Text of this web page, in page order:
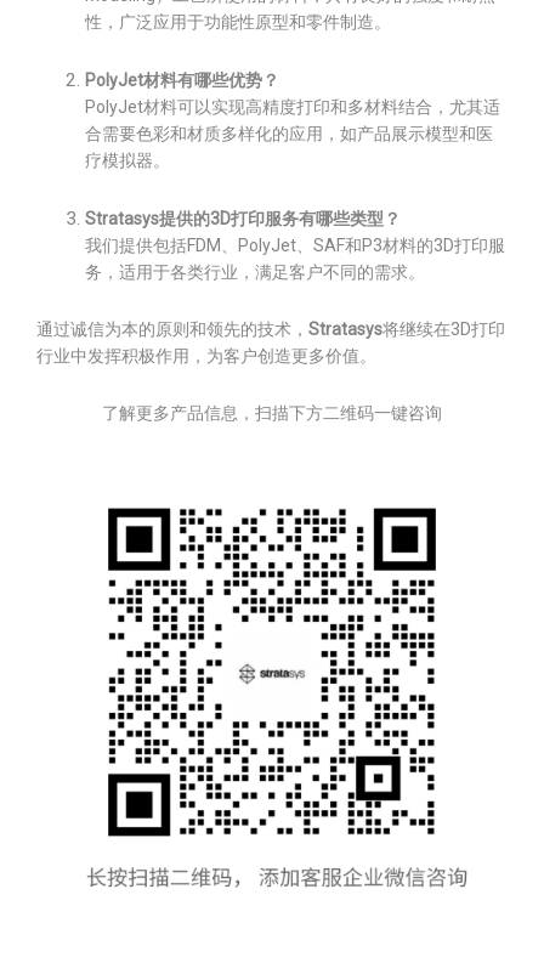
性，广泛应用于功能性原型和零件制造。
PolyJet材料有哪些优势？
PolyJet材料可以实现高精度打印和多材料结合，尤其适
合需要色彩和材质多样化的应用，如产品展示模型和医
疗模拟器。
Stratasys提供的3D打印服务有哪些类型？
我们提供包括FDM、PolyJet、SAF和P3材料的3D打印服
务，适用于各类行业，满足客户不同的需求。
通过诚信为本的原则和领先的技术， Stratasys将继续在3D打印
行业中发挥积极作用，为客户创造更多价值。
了解更多产品信息，扫描下方二维码一键咨询